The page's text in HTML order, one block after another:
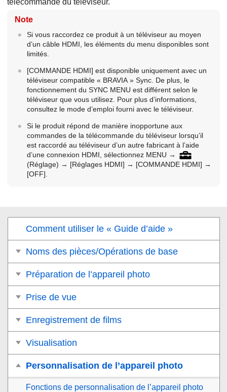
Note
Si vous raccordez ce produit à un téléviseur au moyen
d’un câble HDMI, les éléments du menu disponibles sont
limités.
[COMMANDE HDMI] est disponible uniquement avec un
téléviseur compatible « BRAVIA » Sync. De plus, le
fonctionnement du SYNC MENU est différent selon le
téléviseur que vous utilisez. Pour plus d’informations,
consultez le mode d’emploi fourni avec le téléviseur.
Si le produit répond de manière inopportune aux
commandes de la télécommande du téléviseur lorsqu’il
est raccordé au téléviseur d’un autre fabricant à l’aide
d’une connexion HDMI, sélectionnez MENU →
(Réglage) → [Réglages HDMI] → [COMMANDE HDMI] →
[OFF]
Comment utiliser le « Guide d’aide »
Noms des pièces/Opérations de base
Préparation de l’appareil photo
Prise de vue
Enregistrement de films
Visualisation
Personnalisation de l’appareil photo
Fonctions de personnalisation de l’appareil photo